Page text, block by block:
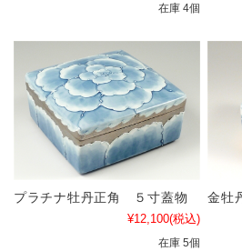
在庫 4個
プラチナ牡丹正角 ５寸蓋物
¥12,100(税込)
在庫 5個
金牡